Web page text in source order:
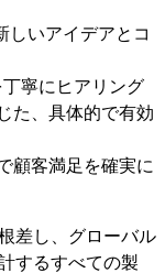
しいアイデアとコ
寧にヒアリング
た、具体的で有効
顧客満足を確実に
差し、グローバル
するすべての製